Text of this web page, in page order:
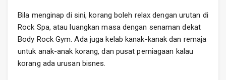
Bila menginap di sini, korang boleh relax dengan urutan di
Rock Spa, atau luangkan masa dengan senaman dekat
Body Rock Gym. Ada juga kelab kanak-kanak dan remaja
untuk anak-anak korang, dan pusat perniagaan kalau
korang ada urusan bisnes.